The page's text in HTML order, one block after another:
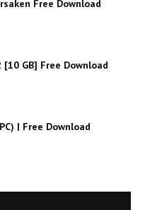
Free Download
[10 GB] Free Download
| Free Download
Wars
– ฮีโร่นัก